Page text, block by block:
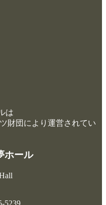
は
財団により運営されてい
ホール
5239
料